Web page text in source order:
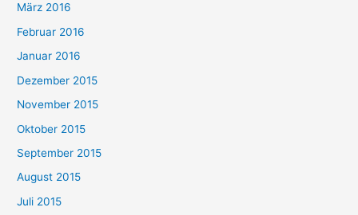
März 2016
Februar 2016
Januar 2016
Dezember 2015
November 2015
Oktober 2015
September 2015
August 2015
Juli 2015